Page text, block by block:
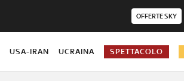
OFFERTE SKY
USA-IRAN UCRAINA SPETTACOLO